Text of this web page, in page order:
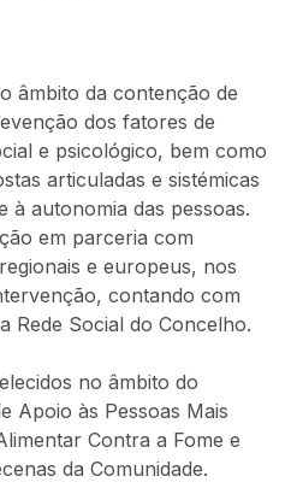
âmbito da contenção de
dos fatores de
e psicológico, bem como
articuladas e sistémicas
à autonomia das pessoas.
em parceria com
e europeus, nos
contando com
Rede Social do Concelho.
no âmbito do
Apoio às Pessoas Mais
Contra a Fome e
da Comunidade.